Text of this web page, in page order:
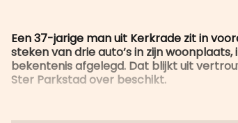
Een 37-jarige man uit Kerkrade zit in
steken van drie auto’s in zijn
bekentenis afgelegd. Dat blijkt uit
Ster Parkstad over beschikt.